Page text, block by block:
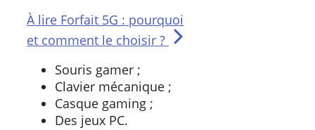
À lire Forfait 5G : pourquoi
et comment le choisir ?
Souris gamer ;
Clavier mécanique ;
Casque gaming ;
Des jeux PC.